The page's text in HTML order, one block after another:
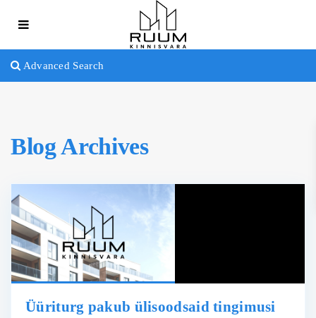
Advanced Search
Blog Archives
Üüriturg pakub ülisoodsaid tingimusi